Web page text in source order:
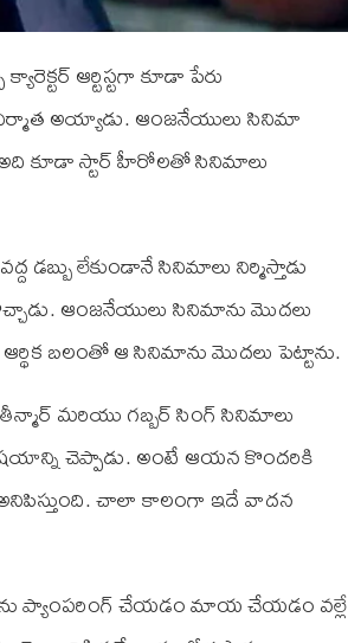
ఆర్టిస్టగా కూడా పేరు
అయ్యాడు. ఆంజనేయులు సినిమా
కూడా స్టార్‌ హీరోలతో సినిమాలు
లేకుండానే సినిమాలు నిర్మిస్తాడు
ఆంజనేయులు సినిమాను మొదలు
బలంతో ఆ సినిమాను మొదలు పెట్టాను.
మరియు గబ్బర్‌ సింగ్‌ సినిమాలు
చెప్పాడు. అంటే ఆయన కొందరికి
చాలా కాలంగా ఇదే వాదన
ను ప్యాంపరింగ్‌ చేయడం మాయ చేయడం వల్లే